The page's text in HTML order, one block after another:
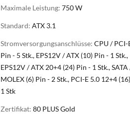
Maximale Leistung: 750 W
Standard: ATX 3.1
Stromversorgungsanschlüsse: CPU / PCI-
Pin - 5 Stk., EPS12V / ATX (10) Pin - 1 Stk.,
EPS12V / ATX 20+4 (24) Pin - 1 Stk., SATA
MOLEX (6) Pin - 2 Stk., PCI-E 5.0 12+4
1 Stk
Zertifikat: 80 PLUS Gold